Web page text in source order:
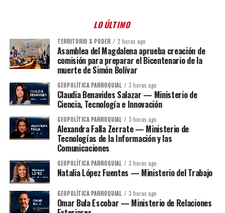
LO ÚLTIMO
TERRITORIO & PODER 2 horas ago
Asamblea del Magdalena aprueba creación de
comisión para preparar el Bicentenario de la
muerte de Simón Bolívar
GEOPOLÍTICA PARROQUIAL 3 horas ago
Claudia Benavides Salazar — Ministerio de
Ciencia, Tecnología e Innovación
GEOPOLÍTICA PARROQUIAL 3 horas ago
Alexandra Falla Zerrate — Ministerio de
Tecnologías de la Información y las
Comunicaciones
GEOPOLÍTICA PARROQUIAL 3 horas ago
Natalia López Fuentes — Ministerio del Trabajo
GEOPOLÍTICA PARROQUIAL 3 horas ago
Omar Bula Escobar — Ministerio de Relaciones